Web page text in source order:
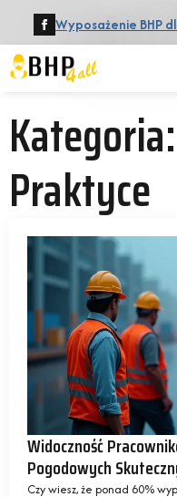
Wyposażenie BHP
Kategoria:
Praktyce
Widoczność
Pogodowych
Czy wiesz, że ponad 60%